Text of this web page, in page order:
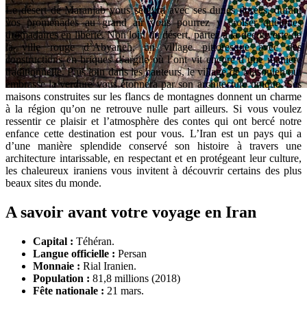
Voyage en Iran que voir et que
faire ?
Notre guide de voyage pour la destination
de l'Iran
Le désert de Maranjab vous séduira avec ses dunes dorées, durant
vos promenades au grand air vous pourrez y croiser quelques
dromadaires en liberté. Non loin du désert, partez à la découverte de
la ville rouge d’Abyaneh, un village pittoresque avec des
constructions en briques d’argile où l’ont vit encore d’une manière
traditionnelle. Plus loin dans les hauteurs, le village de Masouleh qui
embrasse la verdure vous étonnera par son architecture unique. Ses
maisons construites sur les flancs de montagnes donnent un charme
à la région qu’on ne retrouve nulle part ailleurs. Si vous voulez
ressentir ce plaisir et l’atmosphère des contes qui ont bercé notre
enfance cette destination est pour vous. L’Iran est un pays qui a
d’une manière splendide conservé son histoire à travers une
architecture intarissable, en respectant et en protégeant leur culture,
les chaleureux iraniens vous invitent à découvrir certains des plus
beaux sites du monde.
A savoir avant votre voyage en Iran
Capital : Téhéran.
Langue officielle : Persan
Monnaie : Rial Iranien.
Population : 81,8 millions (2018)
Fête nationale : 21 mars.